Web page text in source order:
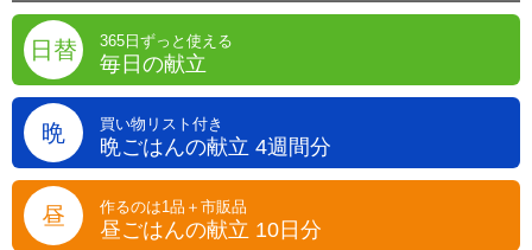
日替 365日ずっと使える
毎日の献立
晩 買い物リスト付き
晩ごはんの献立 4週間分
昼 作るのは1品＋市販品
昼ごはんの献立 10日分